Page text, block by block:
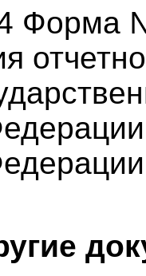
Форма